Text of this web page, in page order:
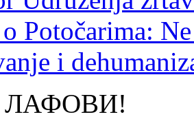
Potočarima:
i
ЛАФОВИ!